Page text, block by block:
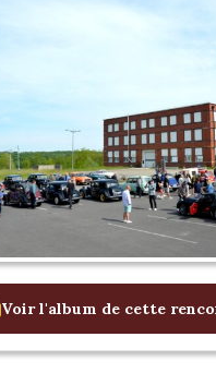
Voir l'album de cette